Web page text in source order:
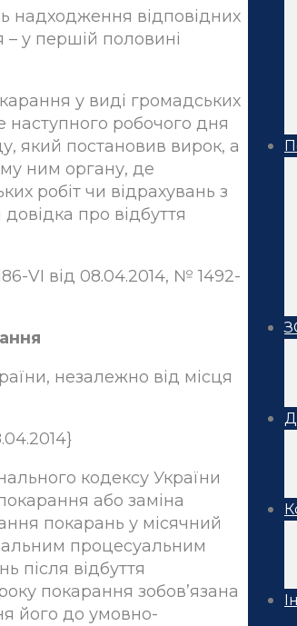
надходження відповідних
у першій половині
у виді громадських
наступного робочого дня
який постановив вирок, а
ним органу, де
робіт чи відрахувань з
про відбуття
VI від 08.04.2014, № 1492-
незалежно від місця
кодексу України
або заміна
покарань у місячний
процесуальним
після відбуття
покарання зобов’язана
його до умовно-